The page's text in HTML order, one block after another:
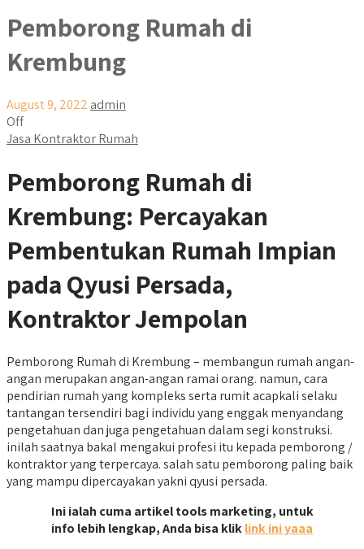
Pemborong Rumah di
Krembung
August 9, 2022 admin
Off
Jasa Kontraktor Rumah
Pemborong Rumah di
Krembung: Percayakan
Pembentukan Rumah Impian
pada Qyusi Persada,
Kontraktor Jempolan
Pemborong Rumah di Krembung – membangun rumah angan-
angan merupakan angan-angan ramai orang. namun, cara
pendirian rumah yang kompleks serta rumit acapkali selaku
tantangan tersendiri bagi individu yang enggak menyandang
pengetahuan dan juga pengetahuan dalam segi konstruksi.
inilah saatnya bakal mengakui profesi itu kepada pemborong /
kontraktor yang terpercaya. salah satu pemborong paling baik
yang mampu dipercayakan yakni qyusi persada.
Ini ialah cuma artikel tools marketing, untuk
info lebih lengkap, Anda bisa kliklink ini yaaa